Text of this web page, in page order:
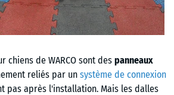
chiens de WARCO sont des panneaux
reliés par un système de connexion
pas après l'installation. Mais les dalles